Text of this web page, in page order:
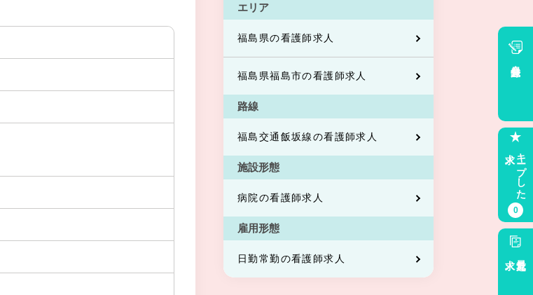
エリア
福島県の看護師求人
福島県福島市の看護師求人
路線
福島交通飯坂線の看護師求人
施設形態
病院の看護師求人
雇用形態
日勤常勤の看護師求人
キープした
0
最近見た